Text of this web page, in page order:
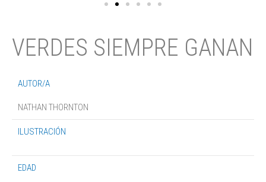
VERDES SIEMPRE GANAN
AUTOR/A
NATHAN THORNTON
ILUSTRACIÓN
EDAD